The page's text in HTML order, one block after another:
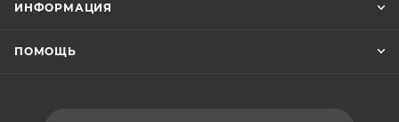
ИНФОРМАЦИЯ
ПОМОЩЬ